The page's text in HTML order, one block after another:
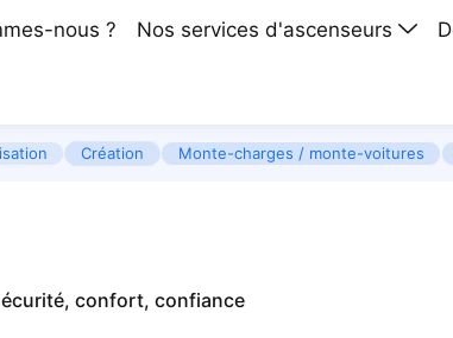
nous ? Nos services d'ascenseurs
Création Monte-charges / monte-voitures
confort, confiance